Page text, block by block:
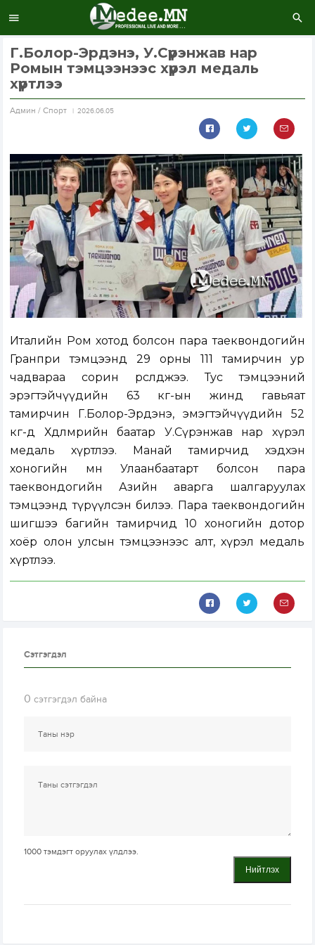
Г.Болор-Эрдэнэ, У.Сүрэнжав нар
Ромын тэмцээнээс хүрэл медаль
хүртлээ
Aдмин / Спорт 2026.06.05
Италийн Ром хотод болсон пара таеквондогийн
Гранпри тэмцээнд 29 орны 111 тамирчин ур
чадвараа сорин өрсөлджээ. Тус тэмцээний
эрэгтэйчүүдийн 63 кг-ын жинд гавьяат
тамирчин Г.Болор-Эрдэнэ, эмэгтэйчүүдийн 52
кг-д Хөдөлмөрийн баатар У.Сүрэнжав нар хүрэл
медаль хүртлээ. Манай тамирчид хэдхэн
хоногийн өмнө Улаанбаатарт болсон пара
таеквондогийн Азийн аварга шалгаруулах
тэмцээнд түрүүлсэн билээ. Пара таеквондогийн
шигшээ багийн тамирчид 10 хоногийн дотор
хоёр олон улсын тэмцээнээс алт, хүрэл медаль
хүртлээ.
Сэтгэгдэл
0 сэтгэгдэл байна
1000 тэмдэгт оруулах үлдлээ.
Нийтлэх